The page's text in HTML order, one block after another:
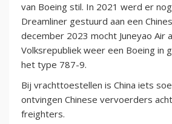
van Boeing stil. In 2021 werd er
Dreamliner gestuurd aan een
december 2023 mocht Juneyao Air
Volksrepubliek weer een Boeing in
het type 787-9.
Bij vrachttoestellen is China iets
ontvingen Chinese vervoerders
freighters.